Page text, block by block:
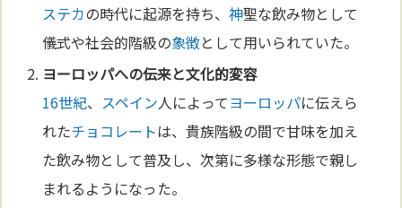
ステカの時代に起源を持ち、神聖な飲み物として
儀式や社会的階級の象徴として用いられていた。
ヨーロッパへの伝来と文化的変容
16世紀、 スペイン人によってヨーロッパに伝えら
れたチョコレートは、貴族階級の間で甘味を加え
た飲み物として普及し、次第に多様な形態で親し
まれるようになった。